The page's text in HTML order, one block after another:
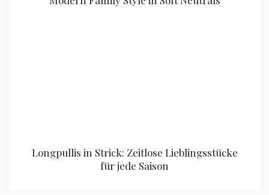
Longpullis in Strick: Zeitlose Lieblingsstücke
für jede Saison